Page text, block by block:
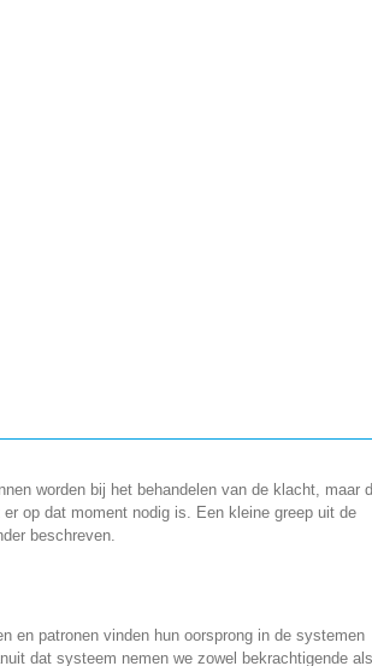
worden bij het behandelen van de klacht, maar
op dat moment nodig is. Een kleine greep uit de
beschreven.
en patronen vinden hun oorsprong in de systemen
dat systeem nemen we zowel bekrachtigende als